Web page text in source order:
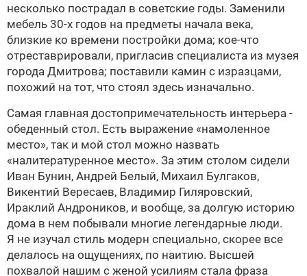
несколько пострадал в советские годы. Заменили
мебель 30-х годов на предметы начала века,
близкие ко времени постройки дома; кое-что
отреставрировали, пригласив специалиста из музея
города Дмитрова; поставили камин с изразцами,
похожий на тот, что стоял здесь изначально.
Самая главная достопримечательность интерьера -
обеденный стол. Есть выражение «намоленное
место», так и мой стол можно назвать
«налитературенное место». За этим столом сидели
Иван Бунин, Андрей Белый, Михаил Булгаков,
Викентий Вересаев, Владимир Гиляровский,
Ираклий Андроников, и вообще, за долгую историю
дома в нем побывали многие легендарные люди.
Я не изучал стиль модерн специально, скорее все
делалось на ощущениях, по наитию. Высшей
похвалой нашим с женой усилиям стала фраза